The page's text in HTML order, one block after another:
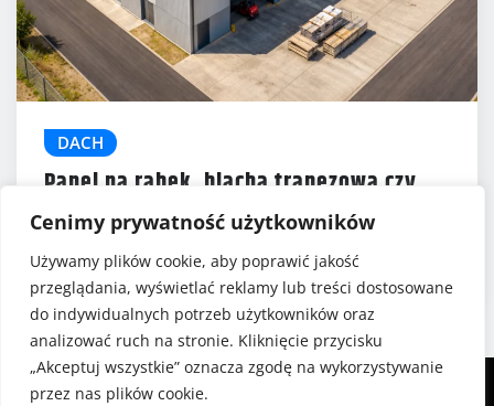
Cenimy prywatność użytkowników
Używamy plików cookie, aby poprawić jakość
przeglądania, wyświetlać reklamy lub treści dostosowane
do indywidualnych potrzeb użytkowników oraz
analizować ruch na stronie. Kliknięcie przycisku
„Akceptuj wszystkie” oznacza zgodę na wykorzystywanie
przez nas plików cookie.
DACH
Panel na rąbek, blacha trapezowa czy
blachodachówka?
5 (1)
Gabriela Szafrańska gru 19, 2025